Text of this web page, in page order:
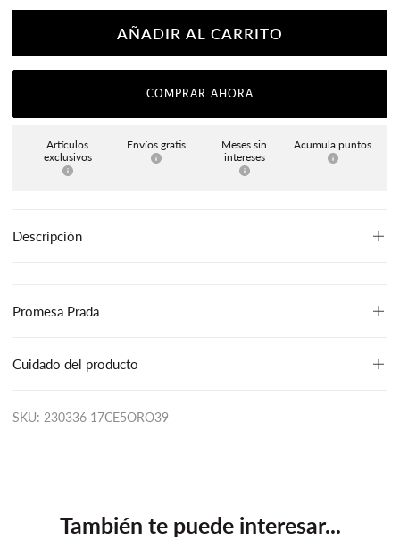
AÑADIR AL CARRITO
COMPRAR AHORA
Artículos
exclusivos
Envíos gratis
Meses sin
intereses
Acumula puntos
Descripción
Promesa Prada
Cuidado del producto
SKU: 230336 17CE5ORO39
También te puede interesar...